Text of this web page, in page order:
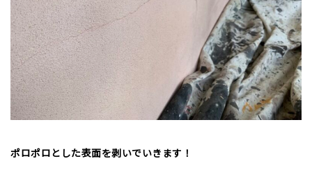
ポロポロとした表面を剥いでいきます！